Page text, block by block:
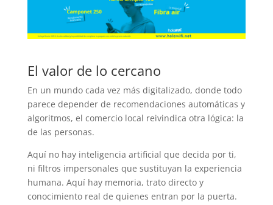
El valor de lo cercano
En un mundo cada vez más digitalizado, donde todo
parece depender de recomendaciones automáticas y
algoritmos, el comercio local reivindica otra lógica: la
de las personas.
Aquí no hay inteligencia artificial que decida por ti,
ni filtros impersonales que sustituyan la experiencia
humana. Aquí hay memoria, trato directo y
conocimiento real de quienes entran por la puerta.